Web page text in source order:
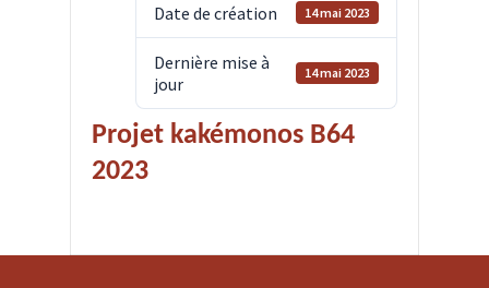
Date de création 14 mai 2023
Dernière mise à
jour
14 mai 2023
Projet kakémonos B64
2023